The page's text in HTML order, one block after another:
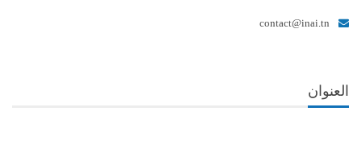
contact@inai.tn
العنوان